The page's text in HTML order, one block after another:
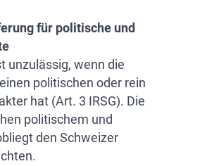
für politische und
unzulässig, wenn die
politischen oder rein
hat (Art. 3 IRSG). Die
politischem und
den Schweizer